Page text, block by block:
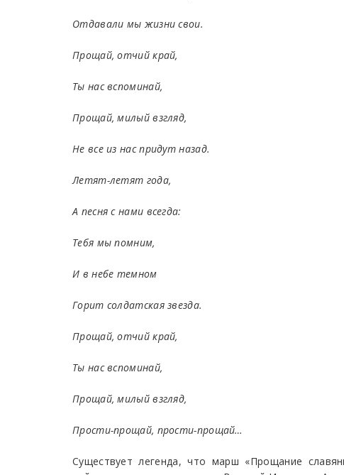
Отдавали мы жизни свои.
Прощай, отчий край,
Ты нас вспоминай,
Прощай, милый взгляд,
Не все из нас придут назад.
Летят-летят года,
А песня с нами всегда:
Тебя мы помним,
И в небе темном
Горит солдатская звезда.
Прощай, отчий край,
Ты нас вспоминай,
Прощай, милый взгляд,
Прости-прощай, прости-прощай…
Существует легенда, что марш «Прощание